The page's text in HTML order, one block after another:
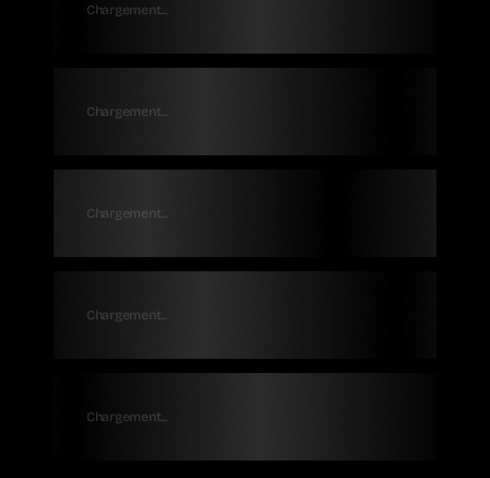
Chargement...
Chargement...
Chargement...
Chargement...
Chargement...